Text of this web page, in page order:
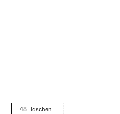
48 Flaschen